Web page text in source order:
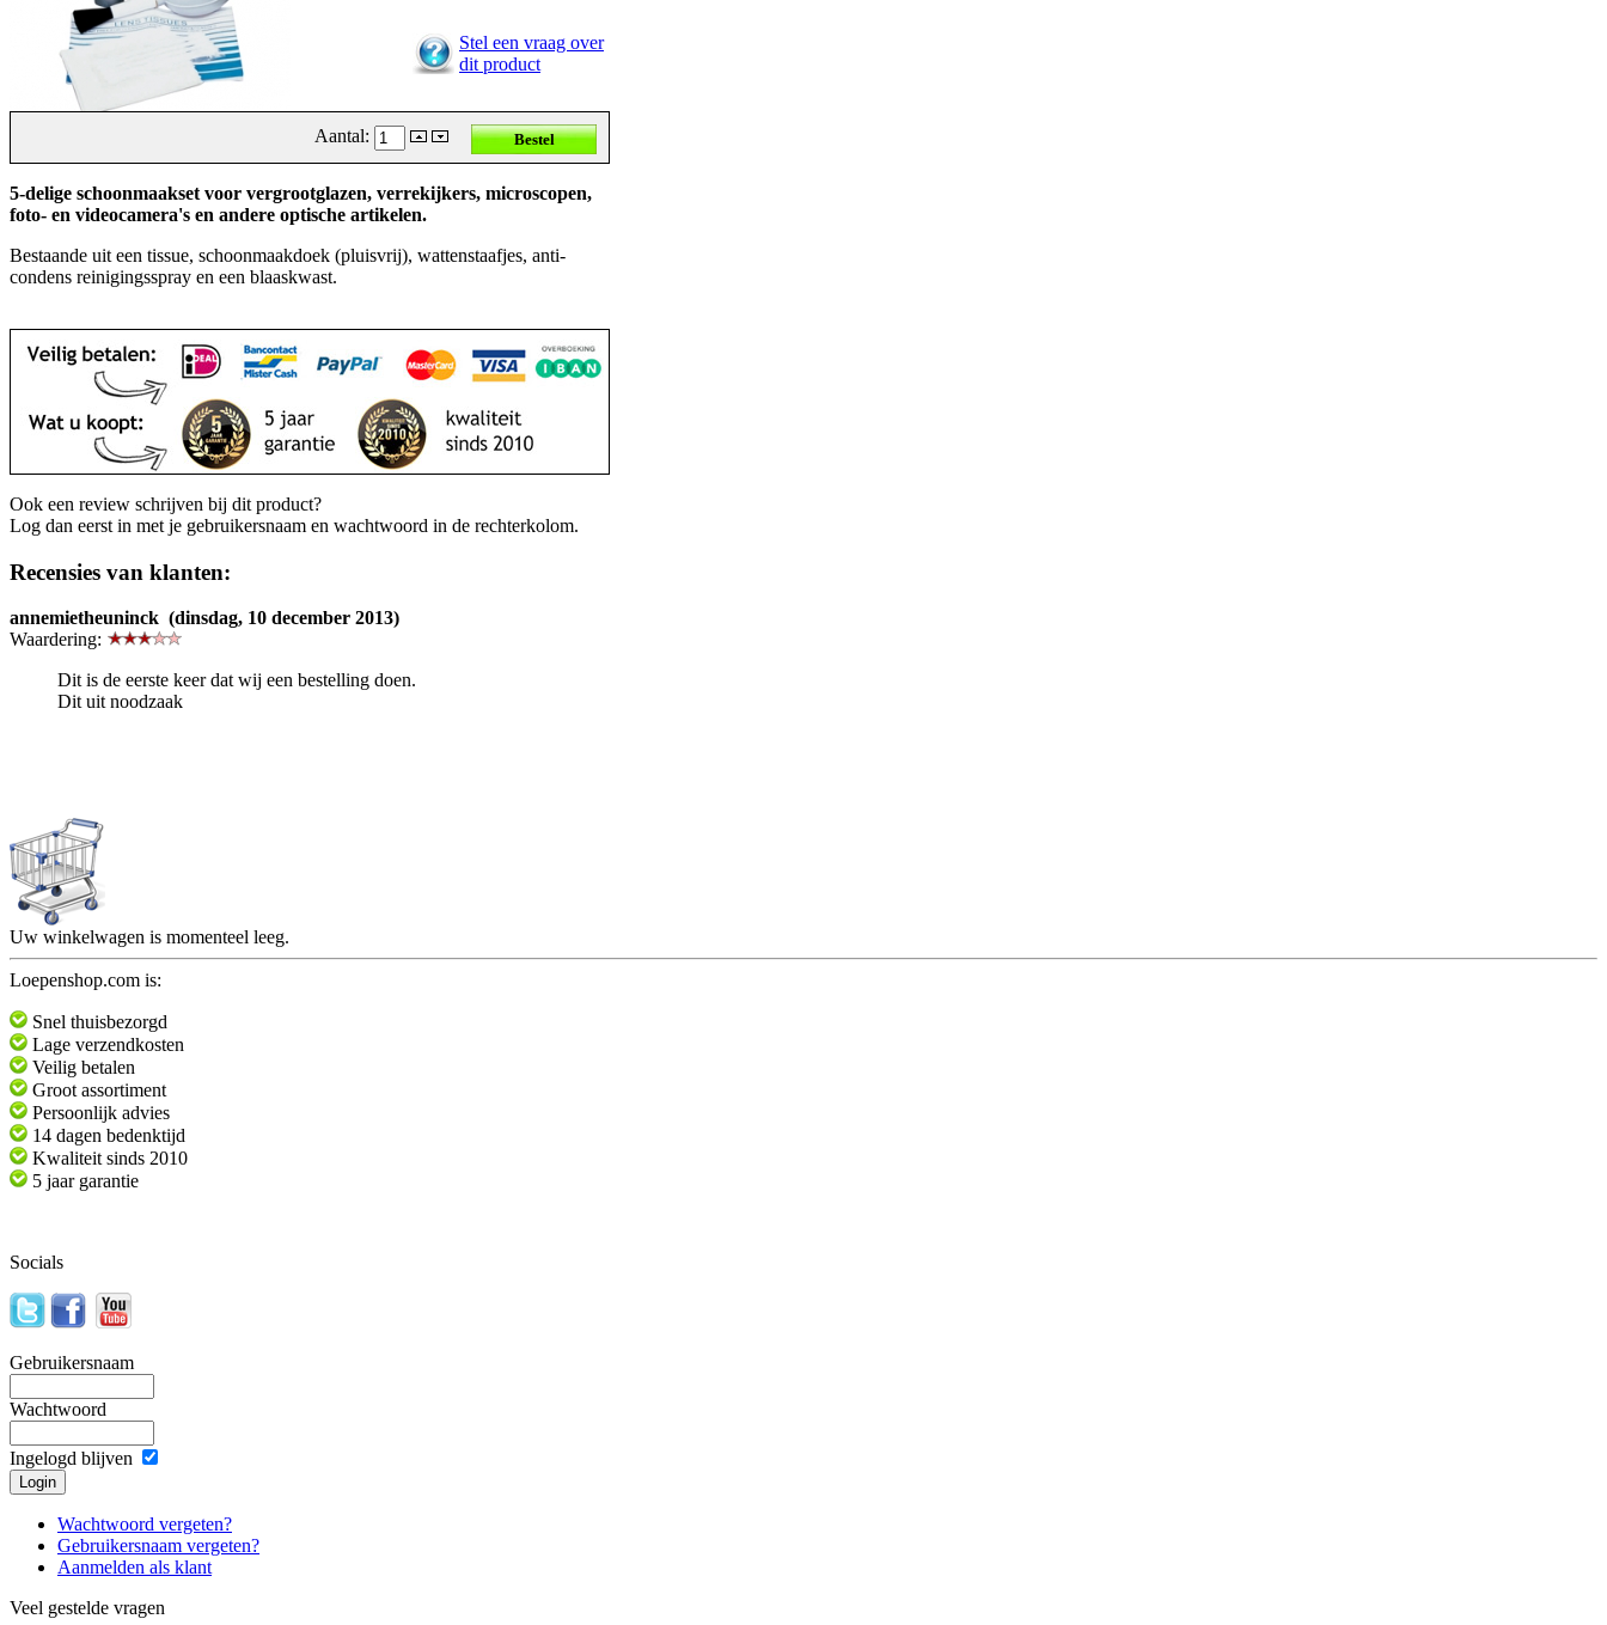
Stel een vraag over
dit product
Aantal:
5-delige schoonmaakset voor vergrootglazen, verrekijkers, microscopen,
foto- en videocamera's en andere optische artikelen.
Bestaande uit een tissue, schoonmaakdoek (pluisvrij), wattenstaafjes, anti-
condens reinigingsspray en een blaaskwast.
Ook een review schrijven bij dit product?
Log dan eerst in met je gebruikersnaam en wachtwoord in de rechterkolom.
Recensies van klanten:
annemietheuninck (dinsdag, 10 december 2013)
Waardering:
Dit is de eerste keer dat wij een bestelling doen.
Dit uit noodzaak
Uw winkelwagen is momenteel leeg.
Loepenshop.com is:
Snel thuisbezorgd
Lage verzendkosten
Veilig betalen
Groot assortiment
Persoonlijk advies
14 dagen bedenktijd
Kwaliteit sinds 2010
5 jaar garantie
Socials
Gebruikersnaam
Wachtwoord
Ingelogd blijven
Wachtwoord vergeten?
Gebruikersnaam vergeten?
Aanmelden als klant
Veel gestelde vragen